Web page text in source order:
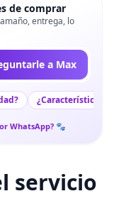
de comprar
entrega, lo
a Max
¿Características
WhatsApp? 🐾
servicio